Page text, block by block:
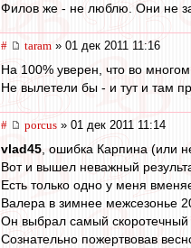
Филов же - не люблю. Они не
# taram » 01 дек 2011 11:16
На 100% уверен, что во
Не вылетели бы - и тут и там
# porcus » 01 дек 2011 11:14
vlad45 , ошибка Карпина (или
Вот и вышел неважный
Есть только одно у меня
Валера в зимнее межсезонье
Он выбрал самый
Сознательно пожертвовав